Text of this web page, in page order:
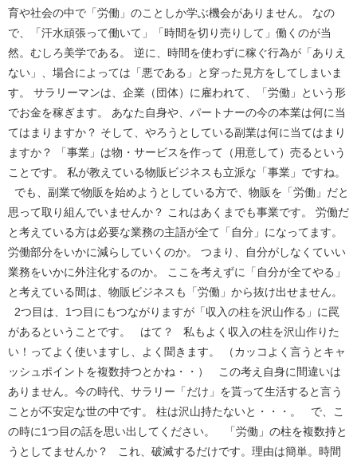
育や社会の中で「労働」のことしか学ぶ機会がありません。 なの
で、「汗水頑張って働いて」「時間を切り売りして」働くのが当
然。むしろ美学である。 逆に、時間を使わずに稼ぐ行為が「ありえ
ない」、場合によっては「悪である」と穿った見方をしてしまいま
す。 サラリーマンは、企業（団体）に雇われて、「労働」という形
でお金を稼ぎます。 あなた自身や、パートナーの今の本業は何に当
てはまりますか？ そして、やろうとしている副業は何に当てはまり
ますか？ 「事業」は物・サービスを作って（用意して）売るという
ことです。 私が教えている物販ビジネスも立派な「事業」ですね。
でも、副業で物販を始めようとしている方で、物販を「労働」だと
思って取り組んでいませんか？ これはあくまでも事業です。 労働だ
と考えている方は必要な業務の主語が全て「自分」になってます。
労働部分をいかに減らしていくのか。 つまり、自分がしなくていい
業務をいかに外注化するのか。 ここを考えずに「自分が全てやる」
と考えている間は、物販ビジネスも「労働」から抜け出せません。
2つ目は、1つ目にもつながりますが「収入の柱を沢山作る」に罠
があるということです。 はて？ 私もよく収入の柱を沢山作りた
い！ってよく使いますし、よく聞きます。 （カッコよく言うとキャ
ッシュポイントを複数持つとかね・・） この考え自身に間違いは
ありません。今の時代、サラリー「だけ」を貰って生活すると言う
ことが不安定な世の中です。 柱は沢山持たないと・・・。 で、こ
の時に1つ目の話を思い出してください。 「労働」の柱を複数持と
うとしてませんか？ これ、破滅するだけです。理由は簡単。時間